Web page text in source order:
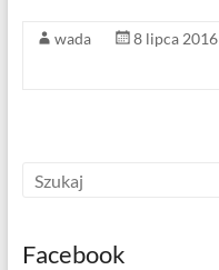
wada 8 lipca 2016
Facebook